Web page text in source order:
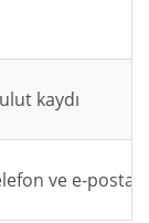
kaydı
ve e-posta